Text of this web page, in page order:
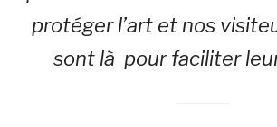
protéger l’art et nos
sont là pour faciliter